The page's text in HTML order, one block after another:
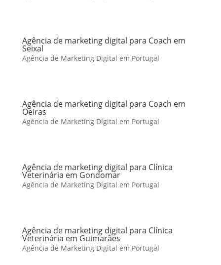
Agência de marketing digital para Coach em
Seixal
Agência de Marketing Digital em Portugal
Agência de marketing digital para Coach em
Oeiras
Agência de Marketing Digital em Portugal
Agência de marketing digital para Clínica
Veterinária em Gondomar
Agência de Marketing Digital em Portugal
Agência de marketing digital para Clínica
Veterinária em Guimarães
Agência de Marketing Digital em Portugal